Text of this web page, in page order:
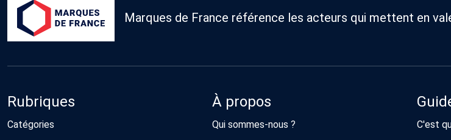
Marques de France référence les acteurs qui mettent en
Rubriques
Catégories
À propos
Qui sommes-nous ? C'est